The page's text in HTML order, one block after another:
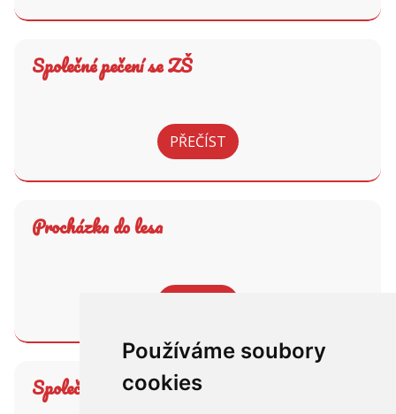
Používáme soubory
cookies
Společné pečení se ZŠ
PŘEČÍST
Procházka do lesa
Společná návštěva JZD